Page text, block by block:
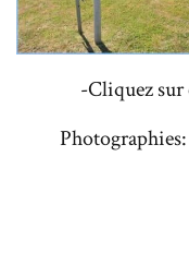
-Cliquez sur
Photographies: